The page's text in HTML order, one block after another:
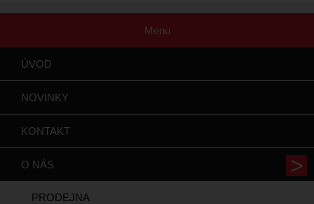
Menu
ÚVOD
NOVINKY
KONTAKT
O NÁS
PRODEJNA